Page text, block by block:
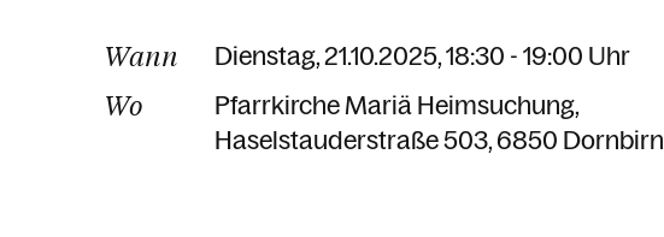
Wann Dienstag, 21.10.2025, 18:30 - 19:00 Uhr
Wo
Pfarrkirche Mariä Heimsuchung
Haselstauderstraße 503 6850 Dornbirn